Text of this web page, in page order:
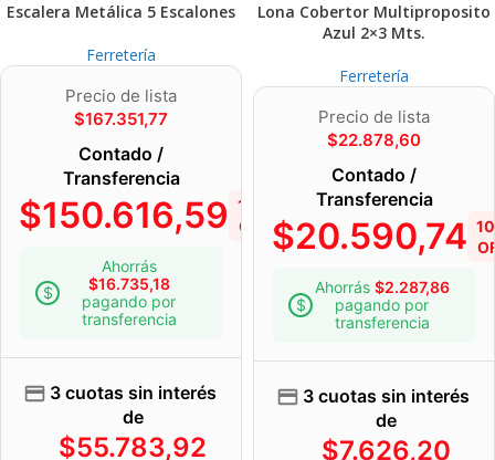
Escalera Metálica 5 Escalones
Ferretería
Precio de lista
$167.351,77
Contado /
Transferencia
$150.616,59 10%
OFF
Ahorrás
$16.735,18
pagando por
transferencia
3 cuotas sin interés
de
$55.783,92
Lona Cobertor Multiproposito
Azul 2×3 Mts.
Ferretería
Precio de lista
$22.878,60
Contado /
Transferencia
$20.590,74
Ahorrás $2.287,86
pagando por
transferencia
3 cuotas sin interés
de
$7.626,20